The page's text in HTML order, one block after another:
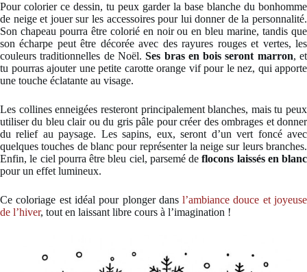
Pour colorier ce dessin, tu peux garder la base blanche du bonhomme
de neige et jouer sur les accessoires pour lui donner de la personnalité.
Son chapeau pourra être colorié en noir ou en bleu marine, tandis que
son écharpe peut être décorée avec des rayures rouges et vertes, les
couleurs traditionnelles de Noël.Ses bras en bois seront marron, et
tu pourras ajouter une petite carotte orange vif pour le nez, qui apporte
une touche éclatante au visage.
Les collines enneigées resteront principalement blanches, mais tu peux
utiliser du bleu clair ou du gris pâle pour créer des ombrages et donner
du relief au paysage. Les sapins, eux, seront d’un vert foncé avec
quelques touches de blanc pour représenter la neige sur leurs branches.
Enfin, le ciel pourra être bleu ciel, parsemé deflocons laissés en blanc
pour un effet lumineux.
Ce coloriage est idéal pour plonger dansl’ambiance douce et joyeuse
de l’hiver, tout en laissant libre cours à l’imagination !